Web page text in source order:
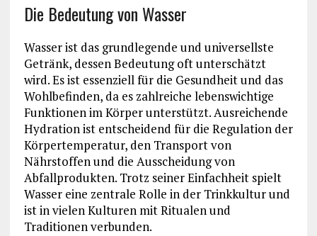
Die Bedeutung von Wasser
Wasser ist das grundlegende und universellste
Getränk, dessen Bedeutung oft unterschätzt
wird. Es ist essenziell für die Gesundheit und das
Wohlbefinden, da es zahlreiche lebenswichtige
Funktionen im Körper unterstützt. Ausreichende
Hydration ist entscheidend für die Regulation der
Körpertemperatur, den Transport von
Nährstoffen und die Ausscheidung von
Abfallprodukten. Trotz seiner Einfachheit spielt
Wasser eine zentrale Rolle in der Trinkkultur und
ist in vielen Kulturen mit Ritualen und
Traditionen verbunden.